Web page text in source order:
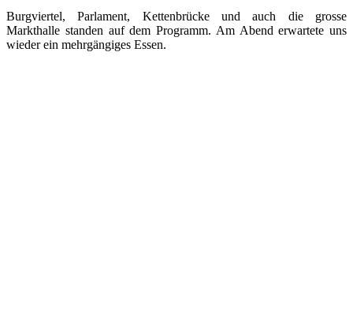
Burgviertel, Parlament, Kettenbrücke und auch die grosse
Markthalle standen auf dem Programm. Am Abend erwartete uns
wieder ein mehrgängiges Essen.